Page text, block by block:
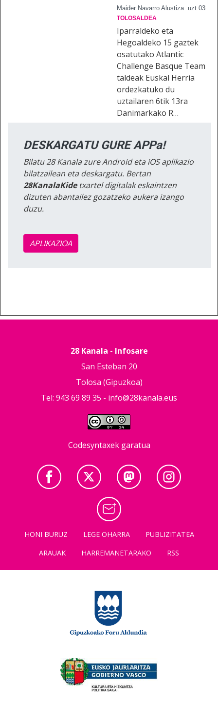
Maider Navarro Alustiza uzt 03
TOLOSALDEA
Iparraldeko eta
Hegoaldeko 15 gaztek
osatutako Atlantic
Challenge Basque Team
taldeak Euskal Herria
ordezkatuko du
uztailaren 6tik 13ra
Danimarkako R…
DESKARGATU GURE APPa!
Bilatu 28 Kanala zure Android eta iOS aplikazio
bilatzailean eta deskargatu. Bertan
28KanalaKidetxartel digitalak eskaintzen
dizuten abantailez gozatzeko aukera izango
duzu.
APLIKAZIOA
28 Kanala - Infosare
San Esteban 20
Tolosa (Gipuzkoa)
Tel: 943 69 89 35 - info@28kanala.eus
Codesyntaxek garatua
HONI BURUZ LEGE OHARRA
PUBLIZITATEA
ARAUAK
HARREMANETARAKO RSS